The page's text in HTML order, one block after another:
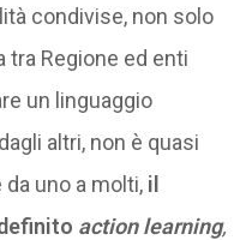
condivise, non solo
tra Regione ed enti
un linguaggio
altri, non è quasi
uno a molti, il
action learning,